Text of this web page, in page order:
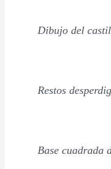
Dibujo del
Restos
Base cuadrada